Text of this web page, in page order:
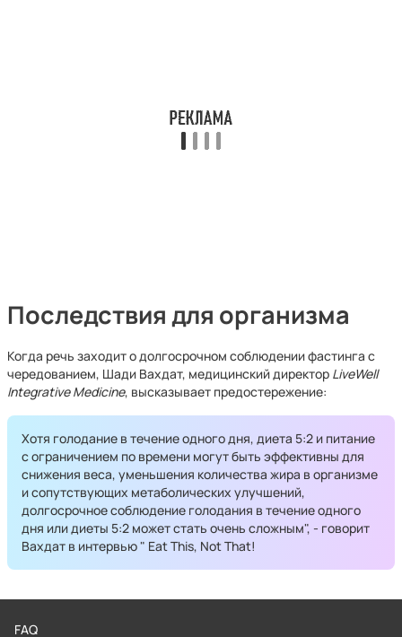
Последствия для организма
Когда речь заходит о долгосрочном соблюдении фастинга с
чередованием, Шади Вахдат, медицинский директор LiveWell
Integrative Medicine, высказывает предостережение:
Хотя голодание в течение одного дня, диета 5:2 и питание
с ограничением по времени могут быть эффективны для
снижения веса, уменьшения количества жира в организме
и сопутствующих метаболических улучшений,
долгосрочное соблюдение голодания в течение одного
дня или диеты 5:2 может стать очень сложным", - говорит
Вахдат в интервью " Eat This, Not That!
FAQ